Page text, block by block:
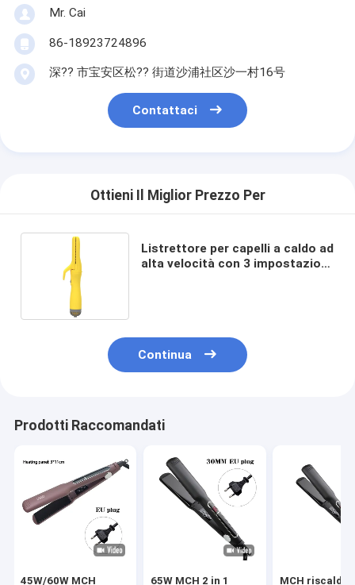
Mr. Cai
86-18923724896
深?? 市宝安区松?? 街道沙浦社区沙一村16号
Contattaci
Ottieni Il Miglior Prezzo Per
Listrettore per capelli a caldo ad
alta velocità con 3 impostazioni
Continua
Prodotti Raccomandati
45W/60W MCH 65W MCH 2 in 1 MCH